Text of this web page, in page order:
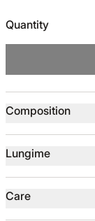
Quantity
Composition
Lungime
Care